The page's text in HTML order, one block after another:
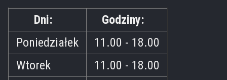
Dni:
Godziny:
Poniedziałek
11.00 - 18.00
Wtorek
11.00 - 18.00